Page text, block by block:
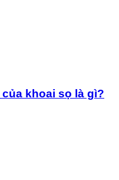
khoai sọ là gì?